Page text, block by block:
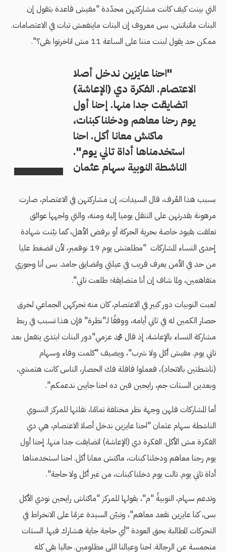
التي بينت كيف كانت مشاركتهن محدّدة "مفیش قاعدة بتقول إن
البنات ماتباتش، بس معروف إن البنات ماینفعش تبات في الاعتصامات.
ممكن حد یقول لبنت مننا على الساعة 11 مش اتاخرتوا بقى؟".
"احنا عایزین ندخل أصلا
الاعتصام. الفكرة دي (الإعاشة)
اتضایقت جدا منها. إحنا أول
یوم رحنا معاهم ودخلنا كبنات،
ماكنش معانا أكل. احنا
استخدمناها أداة تاني يوم".
الناشطة النوبية سهام عثمان
بسبب هذا العُرف، قال السيدات، إن مشاركتهن في الاعتصام، صارت
مرهونة بقدرتهن على التنقل یومیا إليه ومنه، والتي واجهها عوائق
تعلقت بقیود خاصة بحریة الحركة أو برفض الأهل، كما بيّنت شهادة
إحدى النساء المشاركات "مطلعتش یوم 19 نوفمبر، لأن اتضغط علیا
من حد في الأمن یعرف قریب في عیلتي واتضایق جامد. بس أنا وجوزي
متفاهمین، ولما شاف إن أنا متضایقة؛ طلعت تاني".
لعبت النوبيات دور كبير في الاعتصام، كان منه تحركهن الجماعي لخرق
حصار الكمين له في ثاني أيامه، ووفقًا لـ"نظرة" فإن هذا تسبب في ربط
مشاركة النساء بالإعاشة، إذ قال محمد عزمي"دور البنات ابتدى یتفعل بعد
تاني یوم. مفیش أكل ولا شرب"، ويضيف "كلمت وفاء وسهام
(ناشطتين بالاتحاد)، فعملوا قافلة فك الحصار، الناس كانت هتمشي،
وبعدین الستات جم، رایحین فین ده احنا جایین ندعمكم".
أما المشاركات فلهن وجهة نظر مختلفة تمامًا، نقلتها للمركز النسوي
الناشطة سهام عثمان "احنا عایزین ندخل أصلا الاعتصام، هي دي
الفكرة مش الأكل. الفكرة دي (الإعاشة) اتضایقت جدا منها. إحنا أول
یوم رحنا معاهم ودخلنا كبنات، ماكنش معانا أكل. احنا استخدمناها
أداة تاني يوم. تالت یوم دخلنا كبنات، من غیر أكل ولا حاجة".
وتدعم سهام، النوبيةُ "م"، بقولها للمركز "ماكناش رایحین نودي الأكل
بس، كنا عایزین نقعد معاهم"، وتبيّن السيدة عزمًا على الانخراط في
التحركات المطالبة بحق العودة "أي حاجة جایة هشارك فیها. الستات
متحمسة عن الرجالة. احنا وعیالنا اللي مظلومین. حالیا بقى كله